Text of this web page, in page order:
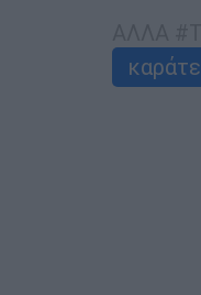
καράτε